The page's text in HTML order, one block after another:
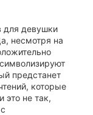
для девушки
несмотря на
предстанет
которые
это не так,